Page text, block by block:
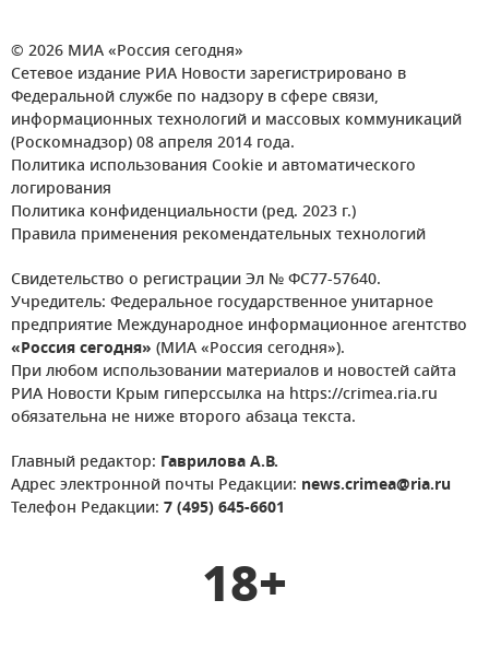
© 2026 МИА «Россия сегодня»
Сетевое издание РИА Новости зарегистрировано в
Федеральной службе по надзору в сфере связи,
информационных технологий и массовых коммуникаций
(Роскомнадзор) 08 апреля 2014 года.
Политика использования Cookie и автоматического
логирования
Политика конфиденциальности (ред. 2023 г.)
Правила применения рекомендательных технологий
Свидетельство о регистрации Эл № ФС77-57640.
Учредитель: Федеральное государственное унитарное
предприятие Международное информационное агентство
«Россия сегодня» (МИА «Россия сегодня»).
При любом использовании материалов и новостей сайта
РИА Новости Крым гиперссылка на https://crimea.ria.ru
обязательна не ниже второго абзаца текста.
Главный редактор: Гаврилова А.В.
Адрес электронной почты Редакции: news.crimea@ria.ru
Телефон Редакции: 7 (495) 645-6601
18+